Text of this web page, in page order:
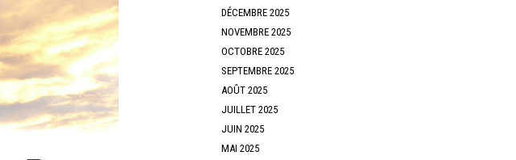
DÉCEMBRE 2025
NOVEMBRE 2025
OCTOBRE 2025
SEPTEMBRE 2025
AOÛT 2025
JUILLET 2025
JUIN 2025
MAI 2025